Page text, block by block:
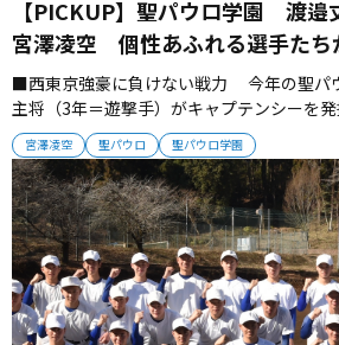
宮澤凌空 聖パウロ 聖パウロ学園
【PICKUP】聖パウロ学園 渡邉
宮澤凌空 個性あふれる選手たち
■西東京強豪に負けない戦力 今年の聖パ
主将（3年＝遊撃手）がキャプテンシーを
る。甲子園出場のためにチーム改革を実行
慣習を見直して勝俣監督に提言、戦う集団
渡邉主将は「自分は甲子園初出場を果たす
だ。甲子園に行く...